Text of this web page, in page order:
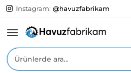
Instagram: @havuzfabrikam
Ara: